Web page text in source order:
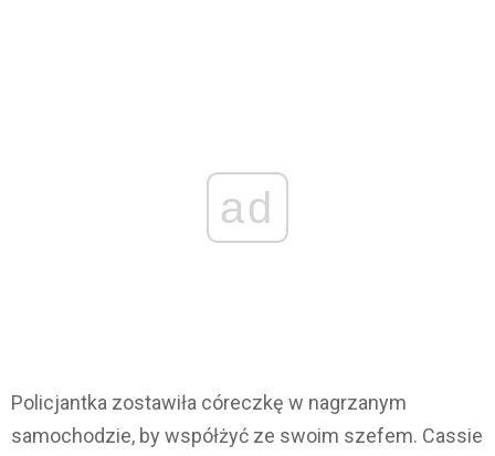
ad
Policjantka zostawiła córeczkę w nagrzanym
samochodzie, by współżyć ze swoim szefem. Cassie